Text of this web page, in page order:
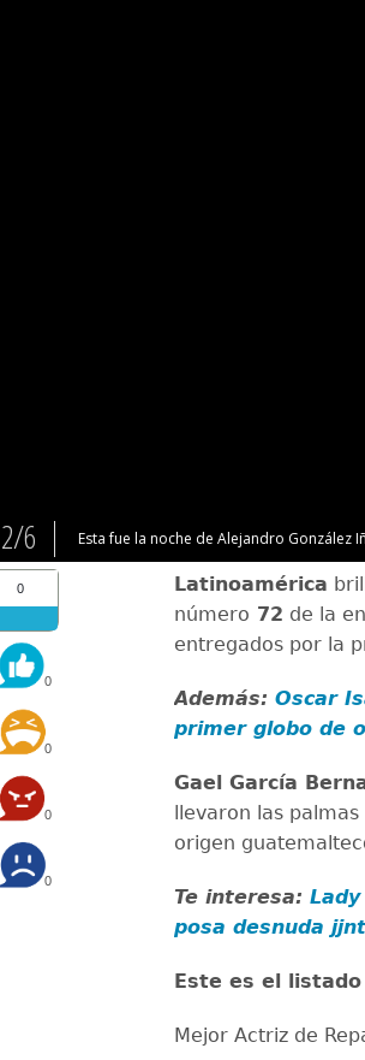
2/6 Esta fue la noche de Alejandro
0
0
0
0
0
Latinoamérica
número 72 de la
entregados por la
Además: Oscar
primer globo de
Gael García
llevaron las
origen
Te interesa:
posa desnuda
Este es el
Mejor Actriz de